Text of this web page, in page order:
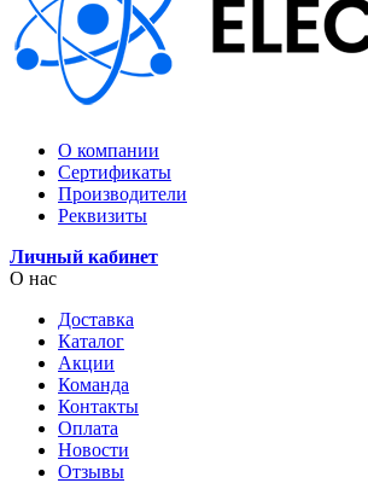
О компании
Сертификаты
Производители
Реквизиты
Личный кабинет
О нас
Доставка
Каталог
Акции
Команда
Контакты
Оплата
Новости
Отзывы